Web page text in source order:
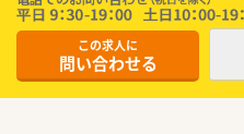
この求人に
問い合わせる